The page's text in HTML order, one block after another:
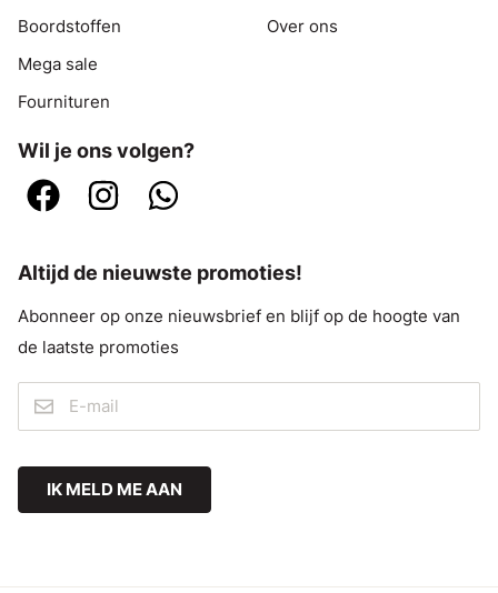
Boordstoffen
Mega sale
Fournituren
Over ons
Wil je ons volgen?
Altijd de nieuwste promoties!
Abonneer op onze nieuwsbrief en blijf op de hoogte van
de laatste promoties
IK MELD ME AAN